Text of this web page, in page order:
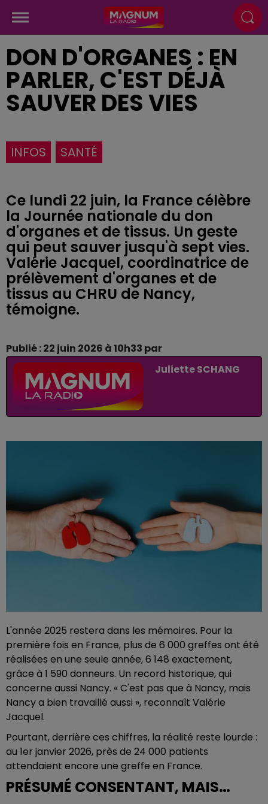
DON D'ORGANES : EN
PARLER, C'EST DÉJÀ
SAUVER DES VIES
INFOS SANTÉ
Ce lundi 22 juin, la France célèbre
la Journée nationale du don
d'organes et de tissus. Un geste
qui peut sauver jusqu'à sept vies.
Valérie Jacquel, coordinatrice de
prélèvement d'organes et de
tissus au CHRU de Nancy,
témoigne.
Publié : 22 juin 2026 à 10h33 par
Juliette SCHANG
L'année 2025 restera dans les mémoires. Pour la
première fois en France, plus de 6 000 greffes ont été
réalisées en une seule année, 6 148 exactement,
grâce à 1 590 donneurs. Un record historique, qui
concerne aussi Nancy. « C'est pas que à Nancy, mais
Nancy a bien travaillé aussi », reconnaît Valérie
Jacquel.
Pourtant, derrière ces chiffres, la réalité reste lourde :
au 1er janvier 2026, près de 24 000 patients
attendaient encore une greffe en France.
PRÉSUMÉ CONSENTANT, MAIS…